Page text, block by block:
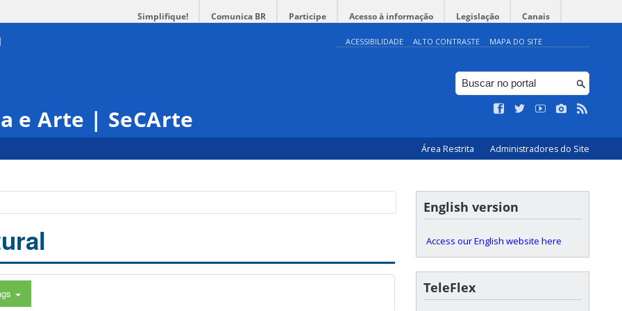
Simplifique! Comunica BR Participe Acesso à informação Legislação Canais
ACESSIBILIDADE ALTO CONTRASTE MAPA DO SITE
e Arte | SeCArte
Área Restrita Administradores do Site
English version
Access our English website here
TeleFlex